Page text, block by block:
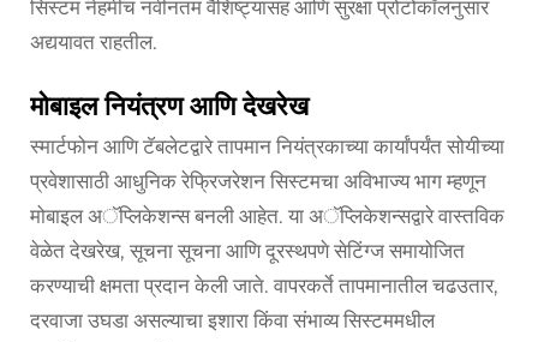
सिस्टम नेहमीच नवीनतम वैशिष्ट्यांसह आणि सुरक्षा प्रोटोकॉलनुसार
अद्ययावत राहतील.
मोबाइल नियंत्रण आणि देखरेख
स्मार्टफोन आणि टॅबलेटद्वारे तापमान नियंत्रकाच्या कार्यांपर्यंत सोयीच्या
प्रवेशासाठी आधुनिक रेफ्रिजरेशन सिस्टमचा अविभाज्य भाग म्हणून
मोबाइल अॅप्लिकेशन्स बनली आहेत. या अॅप्लिकेशन्सद्वारे वास्तविक
वेळेत देखरेख, सूचना सूचना आणि दूरस्थपणे सेटिंग्ज समायोजित
करण्याची क्षमता प्रदान केली जाते. वापरकर्ते तापमानातील चढउतार,
दरवाजा उघडा असल्याचा इशारा किंवा संभाव्य सिस्टममधील